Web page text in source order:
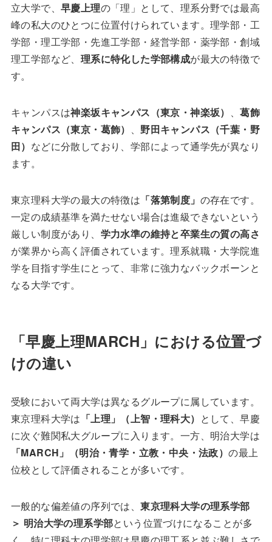
立大学で、 早慶上理の「理」として、理系分野では最高
峰の私大のひとつに位置付けられています。理学部・工
学部・理工学部・先進工学部・経営学部・薬学部・創域
理工学部など、 理系に特化した学部構成が最大の特徴で
す。
キャンパスは神楽坂キャンパス（東京・神楽坂） 、葛飾
キャンパス（東京・葛飾） 、野田キャンパス（千葉・野
田） などに分散しており、学部によって通学先が異なり
ます。
東京理科大学の最大の特徴は 「落第制度」 の存在です。
一定の成績基準を満たせない場合は進級できないという
厳しい制度があり、 学力水準の維持と卒業生の質の高さ
が業界から高く評価されています。理系就職・大学院進
学を目指す学生にとって、非常に強力なバックボーンと
なる大学です。
「早慶上理MARCH」における位置づ
けの違い
受験において両大学は異なるグループに属しています。
東京理科大学は 「上理」（上智・理科大） として、早慶
に次ぐ難関私大グループに入ります。一方、明治大学は
「MARCH」（明治・青学・立教・中央・法政）の最上
位校として評価されることが多いです。
一般的な偏差値の序列では、東京理科大学の理系学部
＞ 明治大学の理系学部という位置づけになることが多